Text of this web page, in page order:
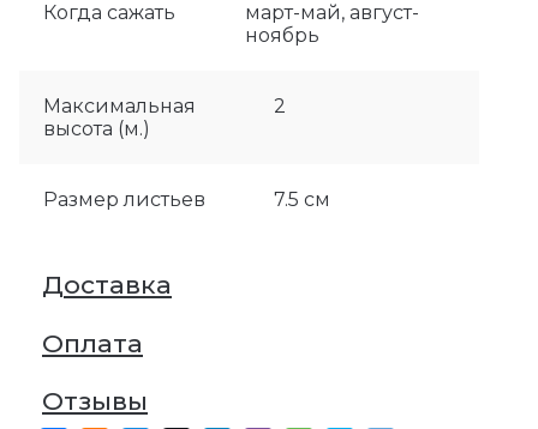
Когда сажать
март-май, август-
ноябрь
Максимальная
высота (м.)
2
Размер листьев 7.5 см
Доставка
Оплата
Отзывы